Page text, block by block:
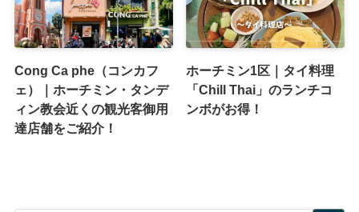
Cong Ca phe（コンカフ
ェ）｜ホーチミン・タンデ
ィン教会近くの観光客御用
達店舗をご紹介！
ホーチミン1区｜タイ料理
「Chill Thai」のランチコ
ンボがお得！